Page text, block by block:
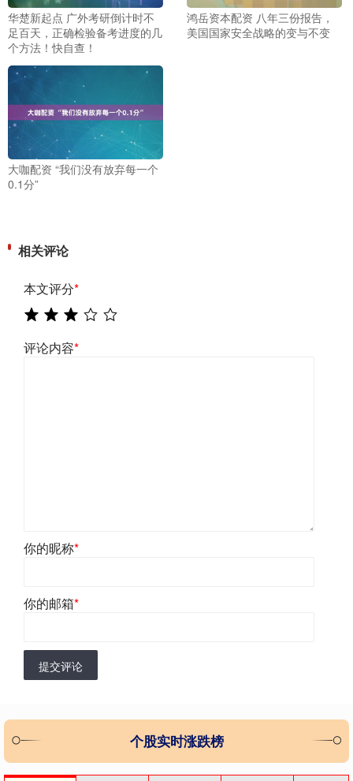
华楚新起点 广外考研倒计时不
足百天，正确检验备考进度的几
个方法！快自查！
鸿岳资本配资 八年三份报告，
美国国家安全战略的变与不变
大咖配资 “我们没有放弃每一个
0.1分”
相关评论
本文评分*
评论内容*
你的昵称*
你的邮箱*
提交评论
个股实时涨跌榜